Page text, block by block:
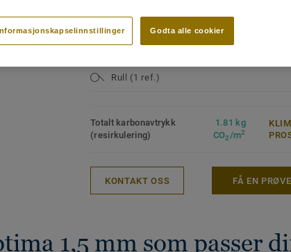
installasjonssvinn og revne
Rull (1 ref.)
Totalt karbonavtrykk
(resirkulering)
1.81 kg
CO2/m2
KONTAKT OSS FÅ EN PRØVE
1,5 mm som passer
Godta alle cookier
Informasjonskapselinnstillinger